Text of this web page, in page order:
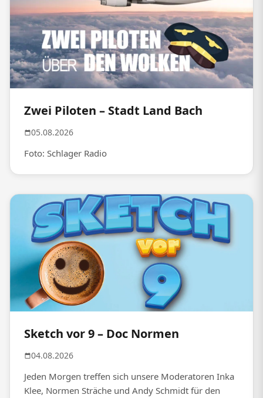
Zwei Piloten – Stadt Land Bach
05.08.2026
Foto: Schlager Radio
Sketch vor 9 – Doc Normen
04.08.2026
Jeden Morgen treffen sich unsere Moderatoren Inka
Klee, Normen Sträche und Andy Schmidt für den